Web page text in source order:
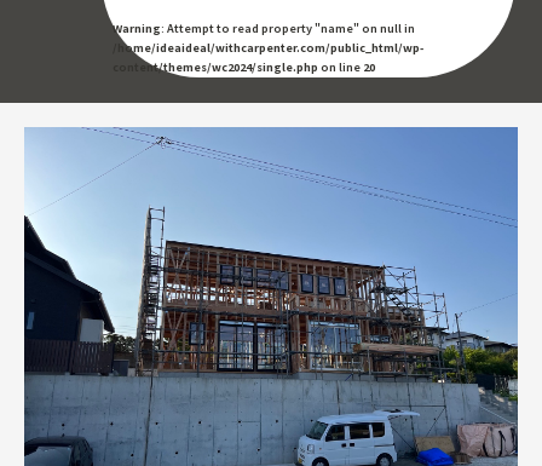
Warning: Attempt to read property "name" on null in
/home/ideaideal/withcarpenter.com/public_html/wp-
content/themes/wc2024/single.php on line 20